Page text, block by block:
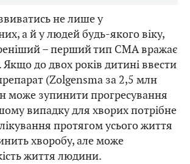
не лише у
а й у людей будь-якого віку,
– перший тип СМА вражає
до двох років дитині ввести
(Zolgensma за 2,5 млн
може зупинити прогресування
випадку для хворих потрібне
протягом усього життя
хворобу, але може
життя людини.